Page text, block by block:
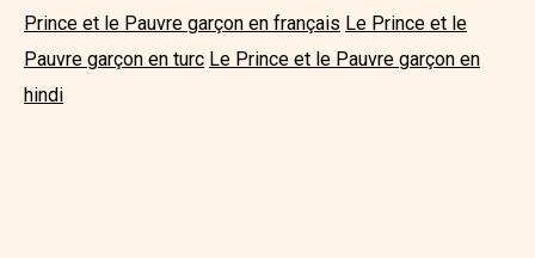
Prince et le Pauvre garçon en français Le Prince et le
Pauvre garçon en turc Le Prince et le Pauvre garçon en
hindi